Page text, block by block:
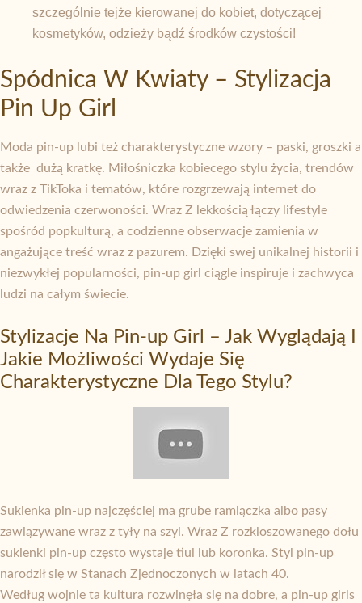
szczególnie tejże kierowanej do kobiet, dotyczącej
kosmetyków, odzieży bądź środków czystości!
Spódnica W Kwiaty – Stylizacja
Pin Up Girl
Moda pin-up lubi też charakterystyczne wzory – paski, groszki a
także dużą kratkę. Miłośniczka kobiecego stylu życia, trendów
wraz z TikToka i tematów, które rozgrzewają internet do
odwiedzenia czerwoności. Wraz Z lekkością łączy lifestyle
spośród popkulturą, a codzienne obserwacje zamienia w
angażujące treść wraz z pazurem. Dzięki swej unikalnej historii i
niezwykłej popularności, pin-up girl ciągle inspiruje i zachwyca
ludzi na całym świecie.
Stylizacje Na Pin-up Girl – Jak Wyglądają I
Jakie Możliwości Wydaje Się
Charakterystyczne Dla Tego Stylu?
Sukienka pin-up najczęściej ma grube ramiączka albo pasy
zawiązywane wraz z tyły na szyi. Wraz Z rozkloszowanego dołu
sukienki pin-up często wystaje tiul lub koronka. Styl pin-up
narodził się w Stanach Zjednoczonych w latach 40.
Według wojnie ta kultura rozwinęła się na dobre, a pin-up girls